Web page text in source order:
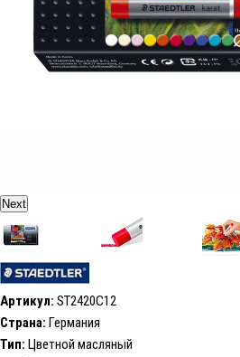
Next
Артикул: ST2420C12
Страна: Германия
Тип: Цветной масляный